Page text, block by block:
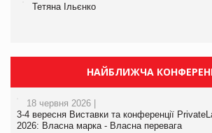
Тетяна Ільєнко
НАЙБЛИЖЧА
18 червня 2026 |
3-4 вересня Виставки та конференції
2026: Власна марка - Власна перевага